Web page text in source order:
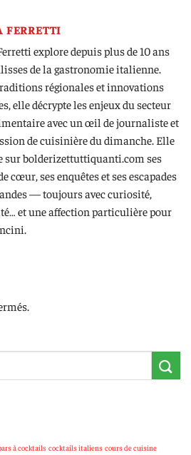
FERRETTI
explore depuis plus de 10 ans
de la gastronomie italienne.
régionales et innovations
elle décrypte les enjeux du secteur
avec un œil de journaliste et
de cuisinière du dimanche. Elle
sur bolderizettuttiquanti.com ses
cœur, ses enquêtes et ses escapades
— toujours avec curiosité,
et une affection particulière pour
à cocktails cocktails italiens cours de cuisine